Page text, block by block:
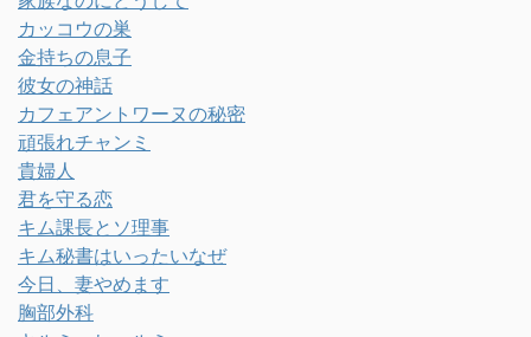
カッコウの巣
金持ちの息子
彼女の神話
カフェアントワーヌの秘密
頑張れチャンミ
貴婦人
君を守る恋
キム課長とソ理事
キム秘書はいったいなぜ
今日、妻やめます
胸部外科